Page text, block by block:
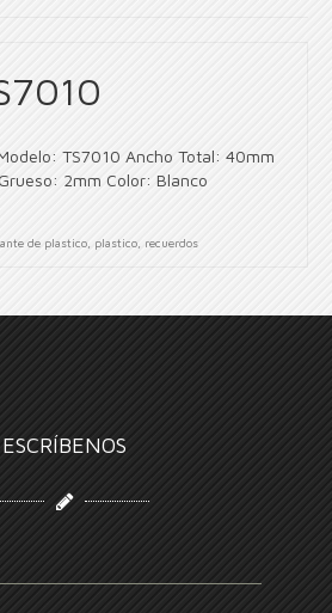
TS7010 Ancho Total: 40mm
2mm Color: Blanco
de plastico plastico recuerdos
ESCRÍBENOS